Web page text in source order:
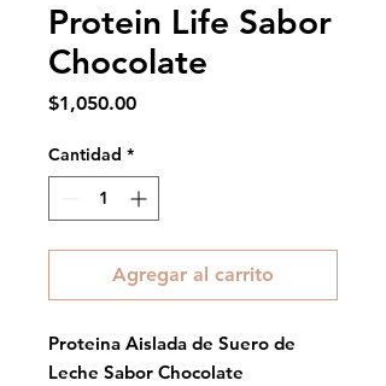
Protein Life Sabor
Chocolate
$1,050.00Precio
Cantidad *
Agregar al carrito
Proteina Aislada de Suero de
Leche Sabor Chocolate